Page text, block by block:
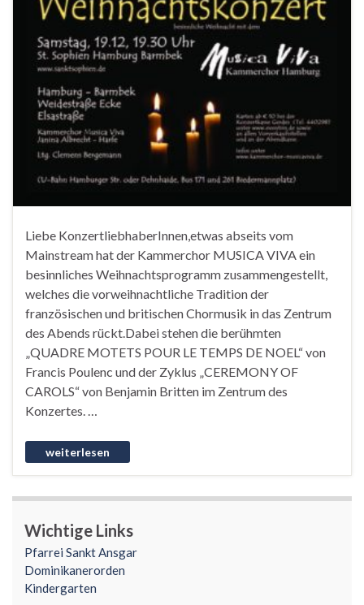
Liebe KonzertliebhaberInnen,etwas abseits vom
Mainstream hat der Kammerchor MUSICA VIVA ein
besinnliches Weihnachtsprogramm zusammengestellt,
welches die vorweihnachtliche Tradition der
französischen und britischen Chormusik in das Zentrum
des Abends rückt.Dabei stehen die berühmten
„QUADRE MOTETS POUR LE TEMPS DE NOEL“ von
Francis Poulenc und der Zyklus „CEREMONY OF
CAROLS“ von Benjamin Britten im Zentrum des
Konzertes. …
Wichtige Links
Pfarrei Sankt Ansgar
Dominikanerorden
Kindergarten